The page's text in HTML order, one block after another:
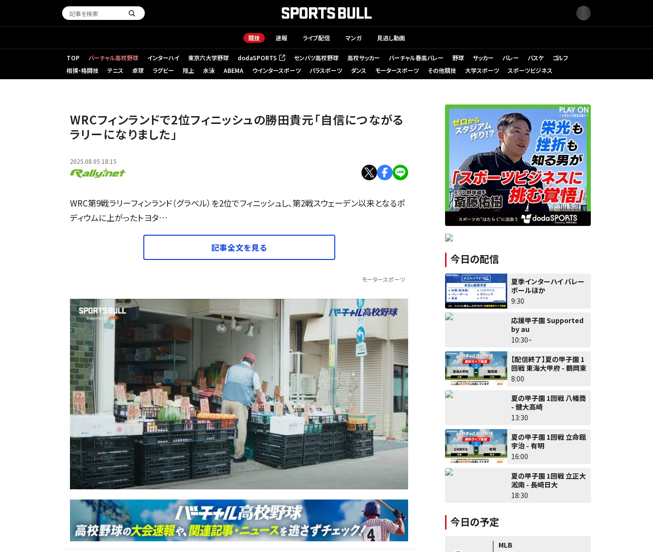
競技 速報 ライブ配信 マンガ 見逃し動画
TOP バーチャル高校野球 インターハイ 東京六大学野球 dodaSPORTS
（新しいタブで開く） センバツ高校野球 高校サッカー バーチャル春高バレー 野球 サッカー バレー バスケ
ゴルフ
相撲・格闘技
テニス 卓球 ラグビー 陸上 水泳 ABEMA ウインタースポーツ パラスポーツ ダンス モータースポーツ その他競技 大学スポーツ スポーツビジネス
WRCフィンランドで2位フィニッシュの勝田貴元「自信につながる
ラリーになりました」
2025.08.05 18:15
WRC第9戦ラリーフィンランド（グラベル）を2位でフィニッシュし、第2戦スウェーデン以来となるポ
ディウムに上がったトヨタ…
記事全文を見る
モータースポーツ
今日の配信
夏季インターハイ バレー
ボールほか
9:30
応援甲子園 Supported
by au
10:30~
【配信終了】夏の甲子園 1
回戦 東海大甲府 - 鶴岡東
8:00
夏の甲子園 1回戦 八幡商
- 健大高崎
13:30
夏の甲子園 1回戦 立命館
宇治 - 有明
16:00
夏の甲子園 1回戦 立正大
淞南 - 長崎日大
18:30
今日の予定
MLB